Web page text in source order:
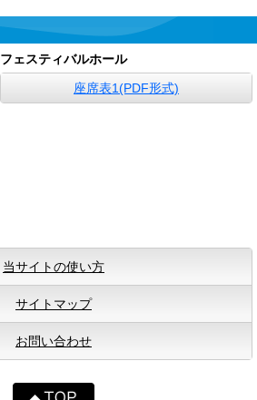
フェスティバルホール
座席表1(PDF形式)
当サイトの使い方
サイトマップ
お問い合わせ